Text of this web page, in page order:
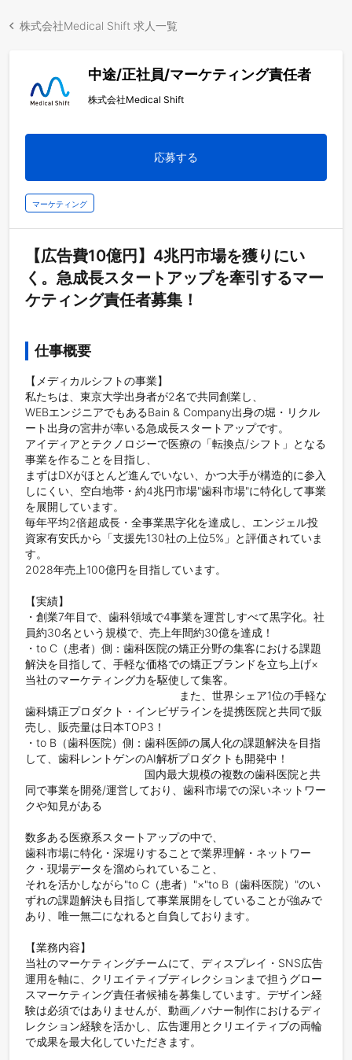
株式会社Medical Shift 求人一覧
中途/正社員/マーケティング責任者
株式会社Medical Shift
応募する
マーケティング
【広告費10億円】4兆円市場を獲りにい
く。急成長スタートアップを牽引するマー
ケティング責任者募集！
仕事概要
【メディカルシフトの事業】
私たちは、東京大学出身者が2名で共同創業し、
WEBエンジニアでもあるBain & Company出身の堀・リクル
ート出身の宮井が率いる急成長スタートアップです。
アイディアとテクノロジーで医療の「転換点/シフト」となる
事業を作ることを目指し、
まずはDXがほとんど進んでいない、かつ大手が構造的に参入
しにくい、空白地帯・約4兆円市場"歯科市場"に特化して事業
を展開しています。
毎年平均2倍超成長・全事業黒字化を達成し、エンジェル投
資家有安氏から「支援先130社の上位5%」と評価されていま
す。
2028年売上100億円を目指しています。
【実績】
・創業7年目で、歯科領域で4事業を運営しすべて黒字化。社
員約30名という規模で、売上年間約30億を達成！
・to C（患者）側：歯科医院の矯正分野の集客における課題
解決を目指して、手軽な価格での矯正ブランドを立ち上げ×
当社のマーケティング力を駆使して集客。
また、世界シェア1位の手軽な
歯科矯正プロダクト・インビザラインを提携医院と共同で販
売し、販売量は日本TOP3！
・to B（歯科医院）側：歯科医師の属人化の課題解決を目指
して、歯科レントゲンのAI解析プロダクトも開発中！
国内最大規模の複数の歯科医院と共
同で事業を開発/運営しており、歯科市場での深いネットワー
クや知見がある
数多ある医療系スタートアップの中で、
歯科市場に特化・深堀りすることで業界理解・ネットワー
ク・現場データを溜められていること、
それを活かしながら"to C（患者）"×"to B（歯科医院）"のい
ずれの課題解決も目指して事業展開をしていることが強みで
あり、唯一無二になれると自負しております。
【業務内容】
当社のマーケティングチームにて、ディスプレイ・SNS広告
運用を軸に、クリエイティブディレクションまで担うグロー
スマーケティング責任者候補を募集しています。デザイン経
験は必須ではありませんが、動画／バナー制作におけるディ
レクション経験を活かし、広告運用とクリエイティブの両輪
で成果を最大化していただきます。